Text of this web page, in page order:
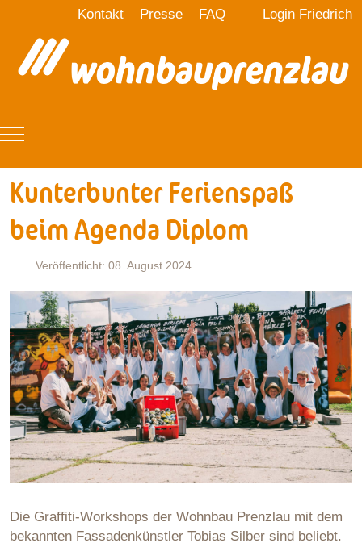
Kontakt Presse FAQ Login Friedrich
Mobile Menu Toggle
Kunterbunter Ferienspaß
beim Agenda Diplom
Veröffentlicht: 08. August 2024
Die Graffiti-Workshops der Wohnbau Prenzlau mit dem
bekannten Fassadenkünstler Tobias Silber sind beliebt.